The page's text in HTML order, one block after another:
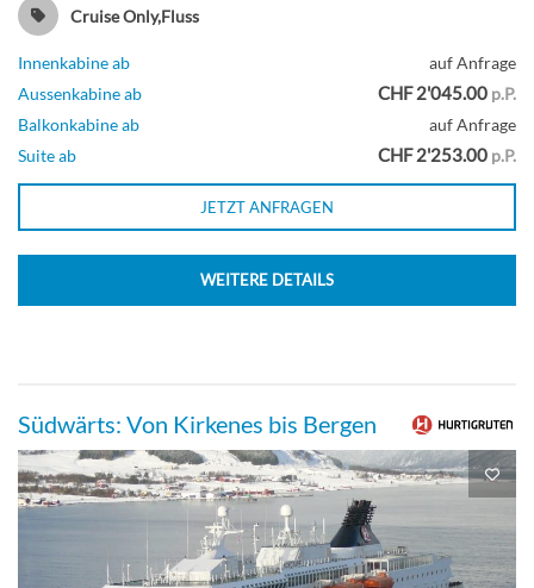
Cruise Only,Fluss
Innenkabine ab
auf Anfrage
Aussenkabine ab
CHF 2'045.00 p.P.
Balkonkabine ab
auf Anfrage
Suite ab
CHF 2'253.00 p.P.
JETZT ANFRAGEN
WEITERE DETAILS
Südwärts: Von Kirkenes bis Bergen